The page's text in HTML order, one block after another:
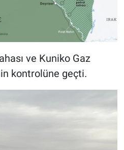
ve Kuniko Gaz
kontrolüne geçti.